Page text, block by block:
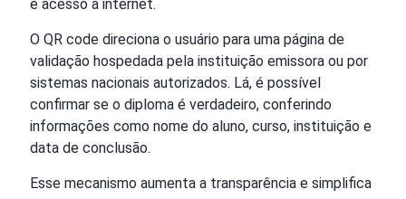
e acesso à internet.
O QR code direciona o usuário para uma página de
validação hospedada pela instituição emissora ou por
sistemas nacionais autorizados. Lá, é possível
confirmar se o diploma é verdadeiro, conferindo
informações como nome do aluno, curso, instituição e
data de conclusão.
Esse mecanismo aumenta a transparência e simplifica